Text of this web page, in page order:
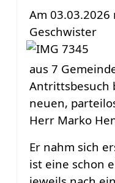
Am 03.03.2026
Geschwister
aus 7
Antrittsbesuch
neuen,
Herr Marko
Er nahm sich
ist eine schon